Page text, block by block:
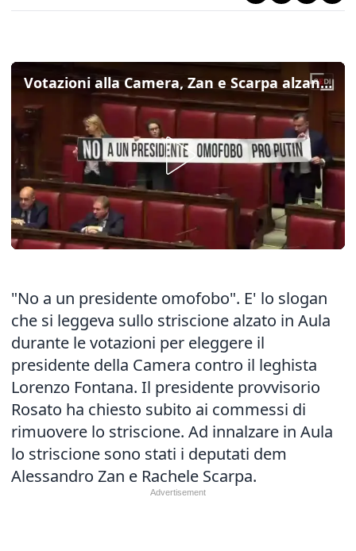
Votazioni alla Camera, Zan e Scarpa alzano striscione contro Fontana: "No a un presidente omofobo pro Putin"
"No a un presidente omofobo". E' lo slogan
che si leggeva sullo striscione alzato in Aula
durante le votazioni per eleggere il
presidente della Camera contro il leghista
Lorenzo Fontana. Il presidente provvisorio
Rosato ha chiesto subito ai commessi di
rimuovere lo striscione. Ad innalzare in Aula
lo striscione sono stati i deputati dem
Alessandro Zan e Rachele Scarpa.